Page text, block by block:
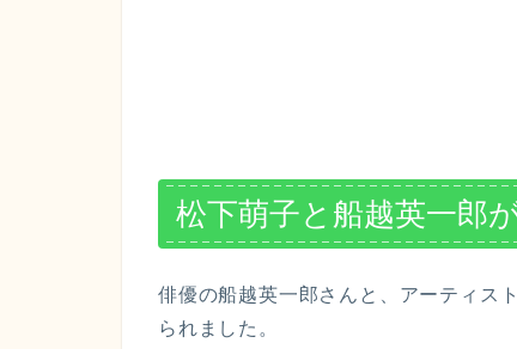
松下萌子と船越英一郎
俳優の船越英一郎さんと、アーティス
られました。